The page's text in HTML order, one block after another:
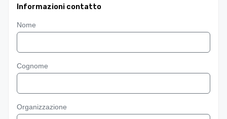
Informazioni contatto
Nome
Cognome
Organizzazione